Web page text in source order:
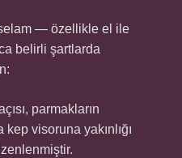
— özellikle el ile
belirli şartlarda
parmakların
visoruna yakınlığı